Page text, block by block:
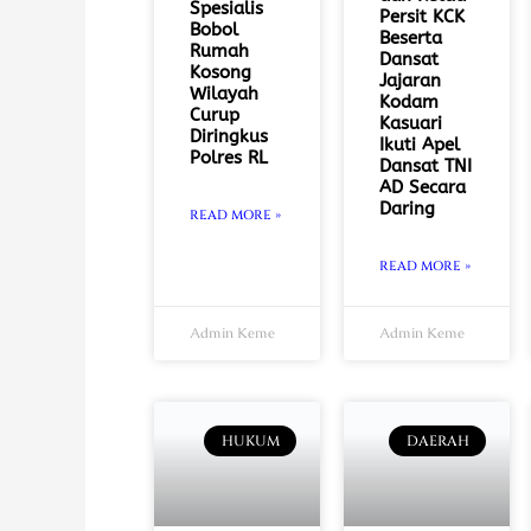
Spesialis
Bobol
Rumah
Kosong
Wilayah
Curup
Diringkus
Polres RL
READ MORE »
Admin Keme
Persit KCK
Beserta
Dansat
Jajaran
Kodam
Kasuari
Ikuti Apel
Dansat TNI
AD Secara
Daring
READ MORE »
Admin Keme
HUKUM DAERAH